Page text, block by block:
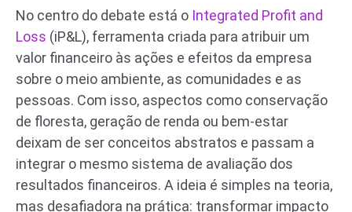
No centro do debate está o Integrated Profit and
Loss (iP&L), ferramenta criada para atribuir um
valor financeiro às ações e efeitos da empresa
sobre o meio ambiente, as comunidades e as
pessoas. Com isso, aspectos como conservação
de floresta, geração de renda ou bem-estar
deixam de ser conceitos abstratos e passam a
integrar o mesmo sistema de avaliação dos
resultados financeiros. A ideia é simples na teoria,
mas desafiadora na prática: transformar impacto